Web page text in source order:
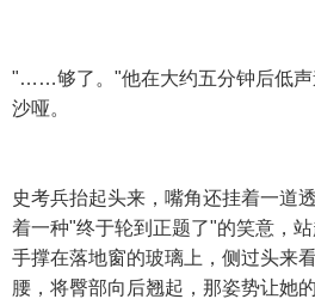
"……够了。"他在大约五分钟后低声
沙哑。
史考兵抬起头来，嘴角还挂着一道
着一种"终于轮到正题了"的笑意，
手撑在落地窗的玻璃上，侧过头来
腰，将臀部向后翘起，那姿势让她